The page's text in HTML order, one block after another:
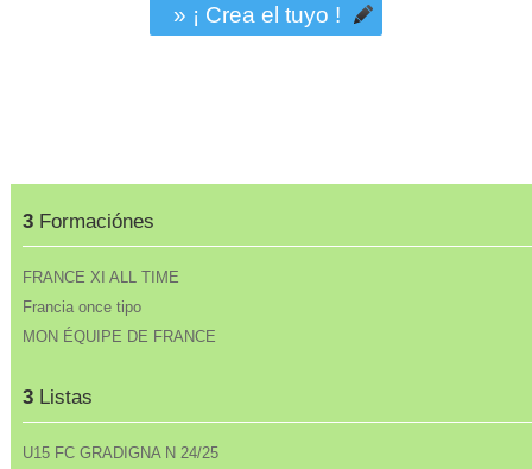
3Formaciónes
FRANCE XI ALL TIME
Francia once tipo
MON ÉQUIPE DE FRANCE
3Listas
U15 FC GRADIGNA N 24/25
» ¡ Crea el tuyo !